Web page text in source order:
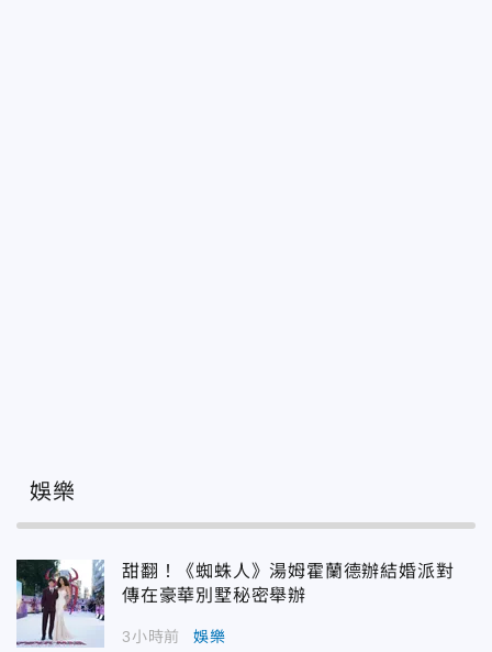
娛樂
甜翻！《蜘蛛人》湯姆霍蘭德辦結婚派對
傳在豪華別墅秘密舉辦
3小時前 娛樂